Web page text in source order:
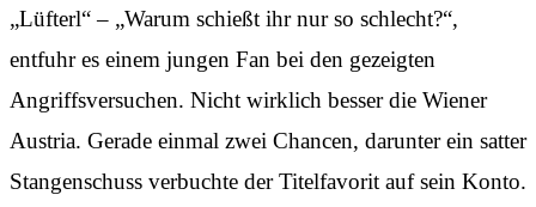
„Lüfterl“ – „Warum schießt ihr nur so schlecht?“,
entfuhr es einem jungen Fan bei den gezeigten
Angriffsversuchen. Nicht wirklich besser die Wiener
Austria. Gerade einmal zwei Chancen, darunter ein satter
Stangenschuss verbuchte der Titelfavorit auf sein Konto.